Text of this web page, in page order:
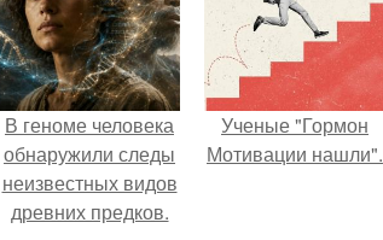
В геноме человека
обнаружили следы
неизвестных видов
древних предков.
Ученые "Гормон
Мотивации нашли".